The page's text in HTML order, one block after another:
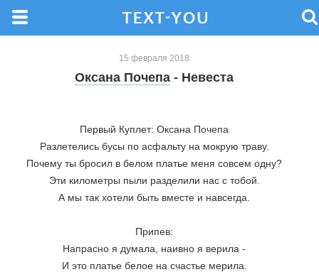
15 февраля 2018
Оксана Почепа - Невеста
Первый Куплет: Оксана Почепа
Разлетелись бусы по асфальту на мокрую траву.
Почему ты бросил в белом платье меня совсем одну?
Эти километры пыли разделили нас с тобой.
А мы так хотели быть вместе и навсегда.
Припев:
Напрасно я думала, наивно я верила -
И это платье белое на счастье мерила.